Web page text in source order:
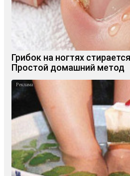
Грибок на ногтях
Простой домашний метод